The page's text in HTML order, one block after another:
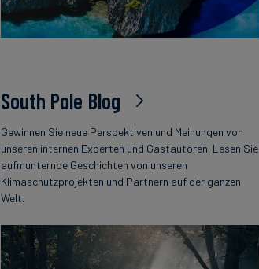
South Pole Blog
Gewinnen Sie neue Perspektiven und Meinungen von
unseren internen Experten und Gastautoren. Lesen Sie
aufmunternde Geschichten von unseren
Klimaschutzprojekten und Partnern auf der ganzen
Welt.